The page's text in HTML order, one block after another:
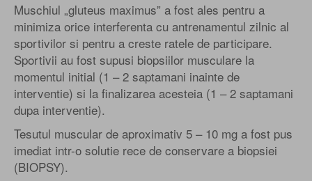
Muschiul „gluteus maximus” a fost ales pentru a
minimiza orice interferenta cu antrenamentul zilnic al
sportivilor si pentru a creste ratele de participare.
Sportivii au fost supusi biopsiilor musculare la
momentul initial (1 – 2 saptamani inainte de
interventie) si la finalizarea acesteia (1 – 2 saptamani
dupa interventie).
Tesutul muscular de aproximativ 5 – 10 mg a fost pus
imediat intr-o solutie rece de conservare a biopsiei
(BIOPSY).